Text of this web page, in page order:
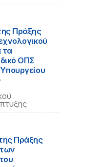
Πράξης
τα
ΟΠΣ
Πράξης